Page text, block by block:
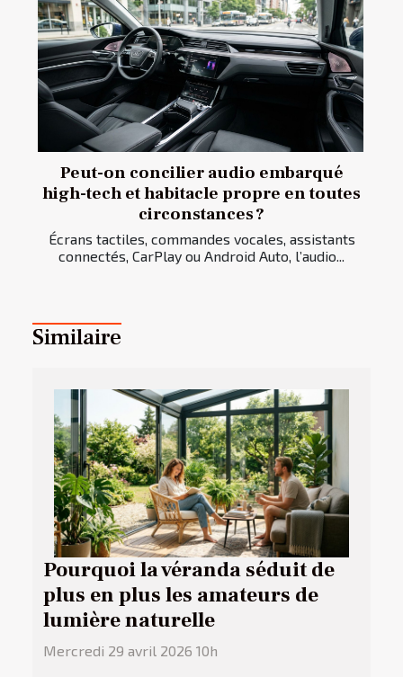
Peut-on concilier audio embarqué
high-tech et habitacle propre en toutes
circonstances ?
Écrans tactiles, commandes vocales, assistants
connectés, CarPlay ou Android Auto, l’audio...
Similaire
Pourquoi la véranda séduit de
plus en plus les amateurs de
lumière naturelle
Mercredi 29 avril 2026 10h